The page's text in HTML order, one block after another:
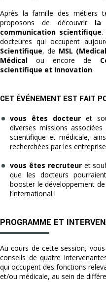
Après la famille des métiers
proposons de découvrirla
communication scientifique.
docteures qui occupent
Scientifique, de MSL
Médical ou encore de
scientifique et Innovation.
CET ÉVÉNEMENT EST FAIT
vous êtes docteuret
diverses missions
scientifique et médicale,
recherchées par les
vous êtes recruteuret
que les docteurs
booster le développement
l’international !
PROGRAMME ET
Au cours de cette session,
conseils de quatre
qui occupent des fonctions
et/ou médicale, au sein de